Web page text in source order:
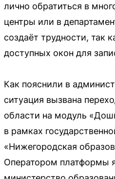
лично обратиться в
центры или в
создаёт трудности, так
доступных окон для
Как пояснили в
ситуация вызвана
области на модуль
в рамках
«Нижегородская
Оператором платформы